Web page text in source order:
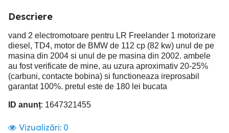
Descriere
vand 2 electromotoare pentru LR Freelander 1 motorizare
diesel, TD4, motor de BMW de 112 cp (82 kw) unul de pe
masina din 2004 si unul de pe masina din 2002. ambele
au fost verificate de mine, au uzura aproximativ 20-25%
(carbuni, contacte bobina) si functioneaza ireprosabil
garantat 100%. pretul este de 180 lei bucata
ID anunț: 1647321455
Vizualizări: 0